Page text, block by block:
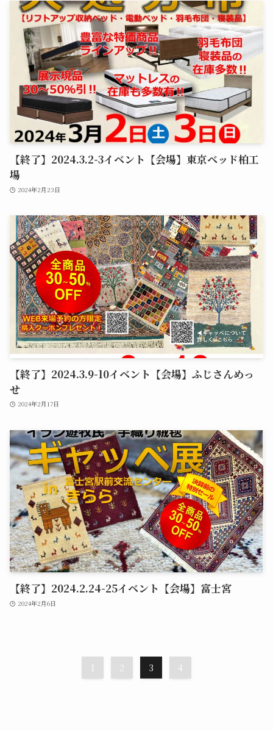
【終了】2024.3.2-3イベント【会場】東京ベッド柏工
場
2024年2月23日
【終了】2024.3.9-10イベント【会場】ふじさんめっ
せ
2024年2月17日
【終了】2024.2.24-25イベント【会場】富士宮
2024年2月6日
1 2 3 4